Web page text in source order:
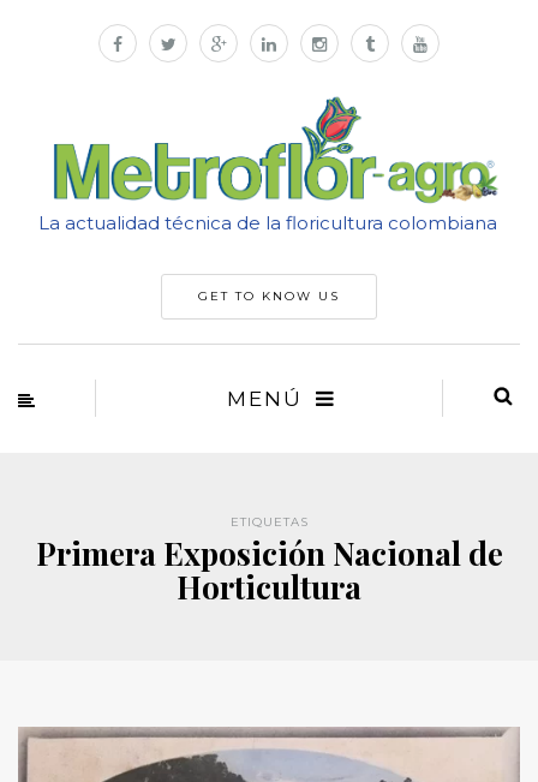
La actualidad técnica de la floricultura colombiana
GET TO KNOW US
MENÚ
ETIQUETAS
Primera Exposición Nacional de
Horticultura